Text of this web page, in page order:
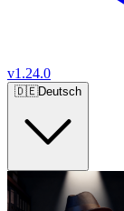
v1.24.0
🇩🇪Deutsch